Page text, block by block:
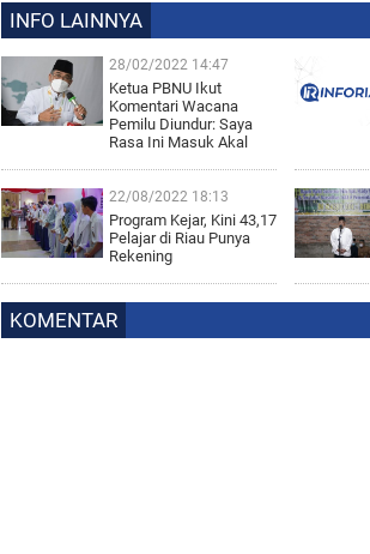
INFO LAINNYA
28/02/2022 14:47
Ketua PBNU Ikut
Komentari Wacana
Pemilu Diundur: Saya
Rasa Ini Masuk Akal
22/08/2022 18:13
Program Kejar, Kini 43,17
Pelajar di Riau Punya
Rekening
KOMENTAR